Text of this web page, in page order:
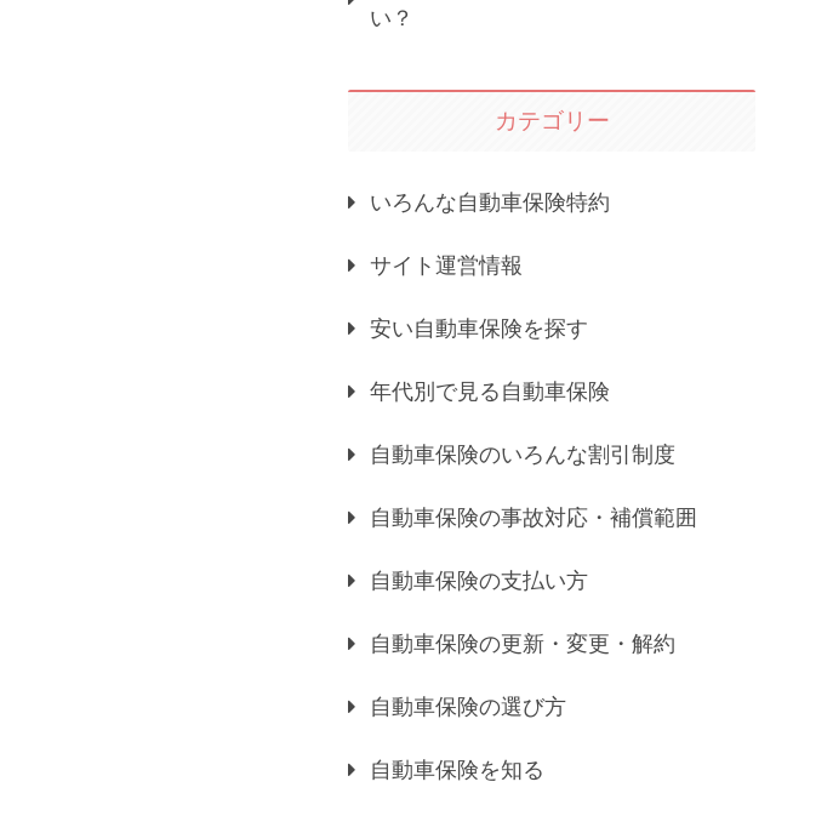
い？
カテゴリー
いろんな自動車保険特約
サイト運営情報
安い自動車保険を探す
年代別で見る自動車保険
自動車保険のいろんな割引制度
自動車保険の事故対応・補償範囲
自動車保険の支払い方
自動車保険の更新・変更・解約
自動車保険の選び方
自動車保険を知る